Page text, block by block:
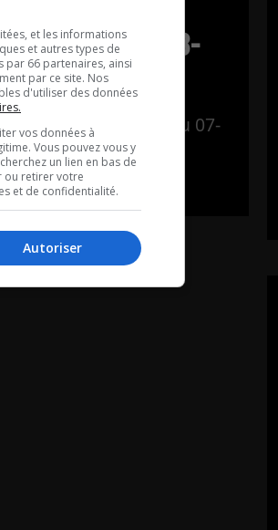
du 07-08-
Live - Intégral du 07-
et les informations
et autres types de
par 66 partenaires, ainsi
par ce site. Nos
d'utiliser des données
vos données à
Vous pouvez vous y
un lien en bas de
ou retirer votre
et de confidentialité.
Autoriser